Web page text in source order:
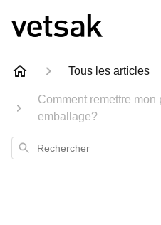
Tous les articles
Comment remettre
emballage?
Rechercher